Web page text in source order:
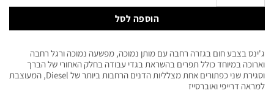
הוספה לסל
ג'ינס בצבע חום בגזרה רחבה עם מותן נמוכה, מפשעה נמוכה ורגל רחבה
וארוכה במיוחד כולל תפרים בהשראת בגדי עבודה בחלק האחורי של הברך
וסגירת שני כפתורים אחת מצלליות הדנים הרחבות ביותר של Diesel, המעוצבת
למראה דרייפי ואוברסייז